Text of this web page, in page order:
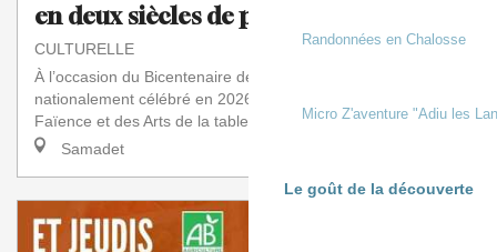
Randonnées en Chalosse
Micro Z'aventure "Adiu les
Le goût de la découverte
en deux siècles de photos
CULTURELLE
À l’occasion du Bicentenaire de la Photographie
nationalement célébré en 2026-2027, le Musée de la
Faïence et des Arts de la table a l’honneur de rece...
Samadet